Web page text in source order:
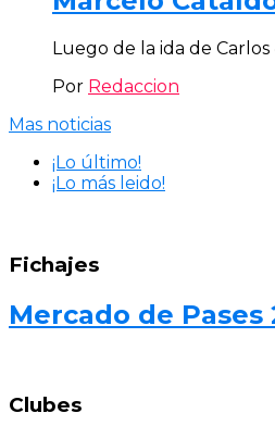
Luego de la ida de
Por Redaccion
Mas noticias
¡Lo último!
¡Lo más leido!
Fichajes
Mercado de Pases
Clubes